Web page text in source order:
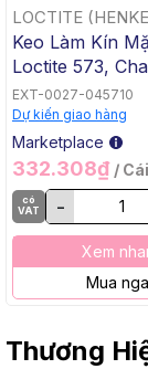
LOCTITE
Keo Làm Kín
Loctite 573,
EXT-0027-045710
Dự kiến giao hàng
Marketplace
332.308₫ / Cái
có
VAT
-
Xem
Mua
Thương